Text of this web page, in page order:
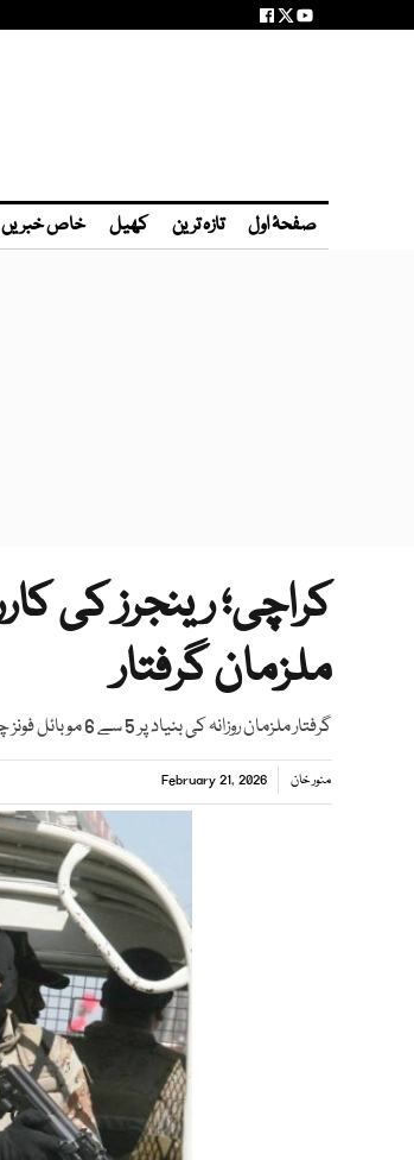
صفحۂ اول تازہ ترین کھیل خاص خبریں
ملزمان گرفتار
گرفتار ملزمان روزانہ کی بنیاد پر 5 سے 6 موبائل فونز چھین کر انھیں فروخت کے بعد رقم آپس میں تقسیم کرلیا کرتے تھے، ترجمان
منور خان February 21, 2026